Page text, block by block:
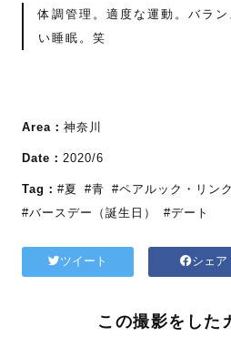
体調管理。適度な運動。バラ
い睡眠。笑
Area： 神奈川
Date： 2020/6
Tag： #夏 #青 #ペアルック・リン
#バースデー（誕生日）
#デート
ツイート シェア
この撮影をした